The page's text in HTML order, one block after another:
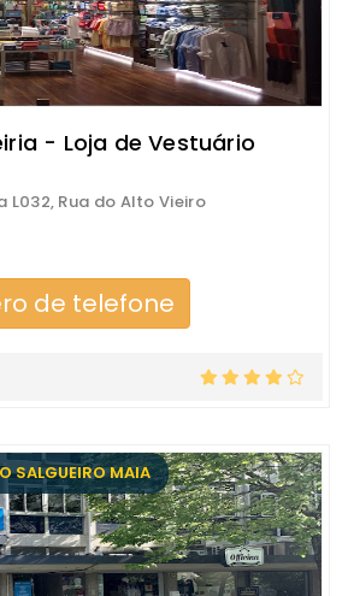
- Loja de Vestuário
L032, Rua do Alto Vieiro
de telefone
SALGUEIRO MAIA